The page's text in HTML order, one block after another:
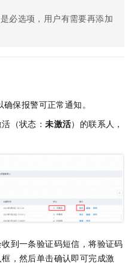
必选项，用户有需要再添加
保报警可正常通知。
（状态：未激活）的联系人，
到一条验证码短信，将验证码
，然后单击确认即可完成激